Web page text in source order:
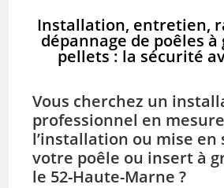
Installation, entretien,
dépannage de poêles
pellets : la sécurité
Vous cherchez un
professionnel en
l’installation ou mise en
votre poêle ou insert à
le 52-Haute-Marne ?